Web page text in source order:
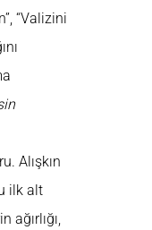
“Valizini
Alışkın
ilk alt
ağırlığı,